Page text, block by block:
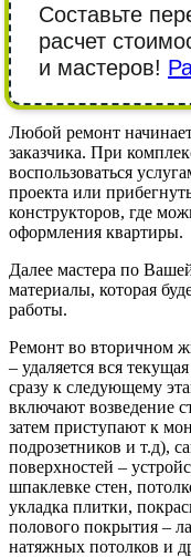
Составьте
расчет
и мастеров!
Любой ремонт
заказчика. При
воспользоваться
проекта или
конструкторов, где
оформления квартиры.
Далее мастера по
материалы, которая
работы.
Ремонт во вторичном
– удаляется вся
сразу к следующему
включают возведение
затем приступают к
подрозетников и т.д),
поверхностей –
шпаклевке стен,
укладка плитки,
полового покрытия –
натяжных потолков и